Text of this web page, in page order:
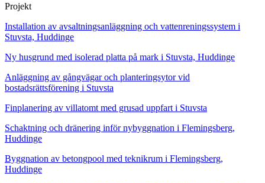
Projekt
Installation av avsaltningsanläggning och vattenreningssystem i
Stuvsta, Huddinge
Ny husgrund med isolerad platta på mark i Stuvsta, Huddinge
Anläggning av gångvägar och planteringsytor vid
bostadsrättsförening i Stuvsta
Finplanering av villatomt med grusad uppfart i Stuvsta
Schaktning och dränering inför nybyggnation i Flemingsberg,
Huddinge
Byggnation av betongpool med teknikrum i Flemingsberg,
Huddinge